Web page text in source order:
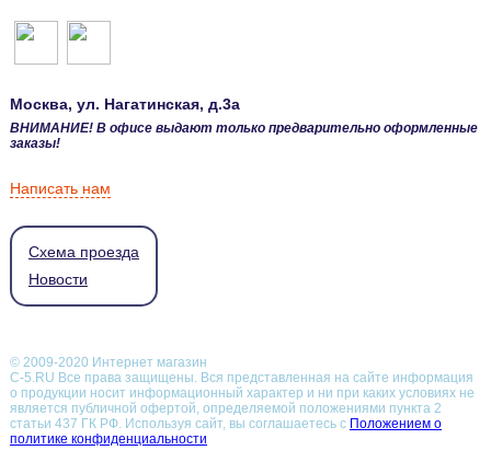
Москва, ул. Нагатинская, д.3а
ВНИМАНИЕ! В офисе выдают только предварительно оформленные
заказы!
Написать нам
Схема проезда
Новости
© 2009-2020 Интернет магазин
С-5.RU Все права защищены. Вся представленная на сайте информация
о продукции носит информационный характер и ни при каких условиях не
является публичной офертой, определяемой положениями пункта 2
статьи 437 ГК РФ.Используя сайт, вы соглашаетесь с Положением о
политике конфиденциальности